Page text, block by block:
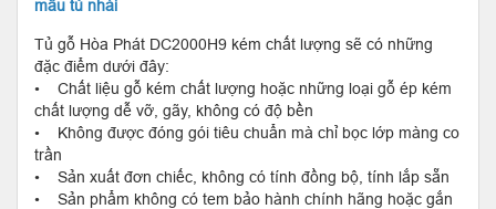
mẫu tủ nhái
Tủ gỗ Hòa Phát DC2000H9 kém chất lượng sẽ có những
đặc điểm dưới đây:
• Chất liệu gỗ kém chất lượng hoặc những loại gỗ ép kém
chất lượng dễ vỡ, gãy, không có độ bền
• Không được đóng gói tiêu chuẩn mà chỉ bọc lớp màng co
trần
• Sản xuất đơn chiếc, không có tính đồng bộ, tính lắp sẵn
• Sản phẩm không có tem bảo hành chính hãng hoặc gắn